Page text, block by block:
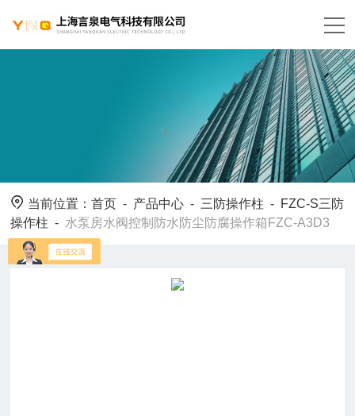
当前位置：首页 - 产品中心 - 三防操作柱 - FZC-S三防
操作柱 - 水泵房水阀控制防水防尘防腐操作箱FZC-A3D3